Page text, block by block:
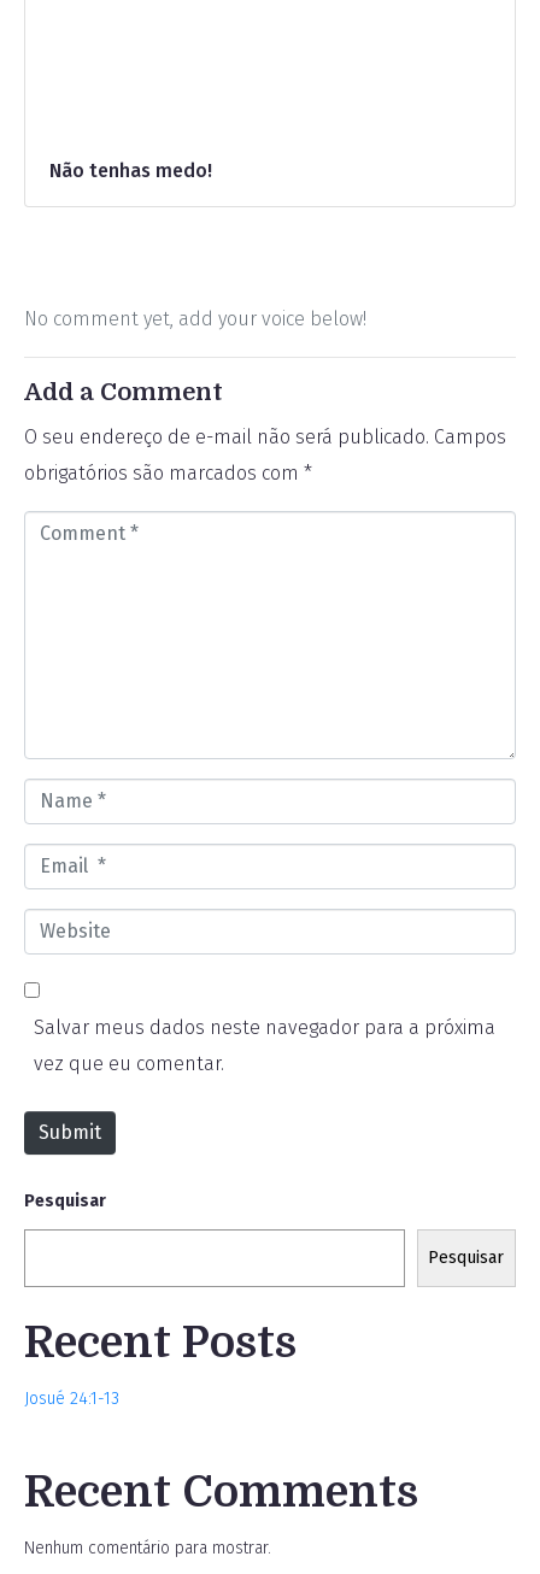
Não tenhas medo!
No comment yet, add your voice below!
Add a Comment
O seu endereço de e-mail não será publicado. Campos
obrigatórios são marcados com *
*
a
e
m
l
e
b
t
Salvar meus dados neste navegador para a próxima
vez que eu comentar.
Submit
Pesquisar
Pesquisar
Recent Posts
Josué 24:1-13
Recent Comments
Nenhum comentário para mostrar.